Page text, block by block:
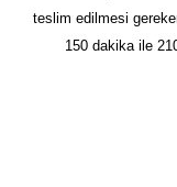
teslim edilmesi
150 dakika ile